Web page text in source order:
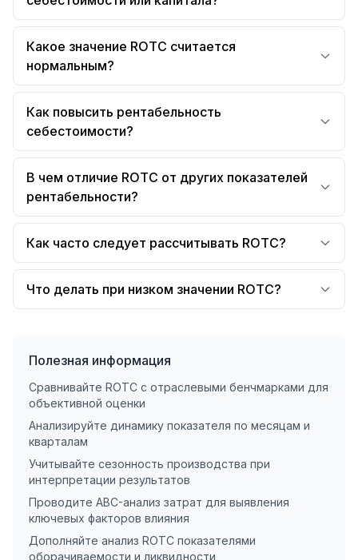
Какое значение ROTC считается
нормальным?
Как повысить рентабельность
себестоимости?
В чем отличие ROTC от других показателей
рентабельности?
Как часто следует рассчитывать ROTC?
Что делать при низком значении ROTC?
Полезная информация
Сравнивайте ROTC с отраслевыми бенчмарками для
объективной оценки
Анализируйте динамику показателя по месяцам и
кварталам
Учитывайте сезонность производства при
интерпретации результатов
Проводите ABC-анализ затрат для выявления
ключевых факторов влияния
Дополняйте анализ ROTC показателями
оборачиваемости и ликвидности